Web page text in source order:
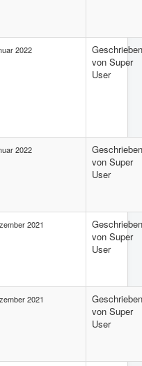
2022
Geschrieben
von Super
User
2022
Geschrieben
von Super
User
2021
Geschrieben
von Super
User
2021
Geschrieben
von Super
User